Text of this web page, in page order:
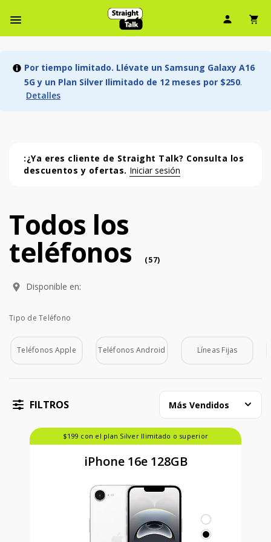
Menú de barra de navegación
Ícono
Por tiempo limitado. Llévate un Samsung Galaxy A16
5G y un Plan Silver Ilimitado de 12 meses por $250.
Detalles
:¿Ya eres cliente de Straight Talk? Consulta los
descuentos y ofertas. Iniciar sesión
Todos los teléfonos (57 phone )
Todos los
teléfonos (57)
Disponible en:
Tipo de Teléfono
Teléfonos Apple Teléfonos Android Líneas Fijas
FILTROS Más Vendidos
$199 con el plan Silver Ilimitado o superior
iPhone 16e 128GB